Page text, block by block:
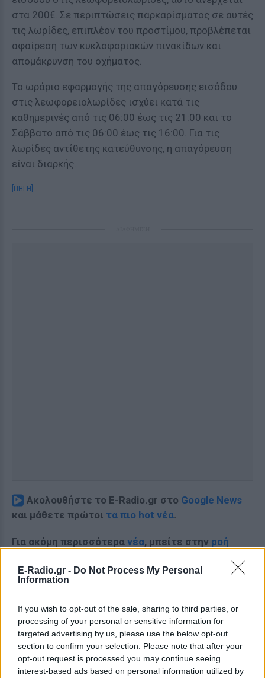
E-Radio.gr - Do Not Process My Personal
Information
If you wish to opt-out of the sale, sharing to third parties, or
processing of your personal or sensitive information for
targeted advertising by us, please use the below opt-out
section to confirm your selection. Please note that after your
opt-out request is processed you may continue seeing
interest-based ads based on personal information utilized by
στα 200€. Σε περιπτώσεις παρκαρίσματος σε αυτές
τις λωρίδες, επιπλέον του προστίμου, προβλέπεται
αφαίρεση των κυκλοφοριακών πινακίδων και
απομάκρυνση του οχήματος.
Το ωράριο εφαρμογής της απαγόρευσης εισόδου
στις λεωφορειολωρίδες ισχύει κατά τις
καθημερινές από τις 06:00 έως τις 21:00 και το
Σάββατο από τις 06:00 έως τις 16:00. Για τις
λωρίδες αντίθετης κατεύθυνσης, η απαγόρευση
είναι διαρκής.
[ΠΗΓΗ]
Ακολουθήστε το E-Radio.gr στο Google News
και μάθετε πρώτοι τα πιο hot νέα.
Για ακόμη περισσότερα νέα, μπείτε στην ροή
Ακολουθήστε το E-Radio.gr και στο Instagram
ΔΙΑΦΗΜΙΣΗ